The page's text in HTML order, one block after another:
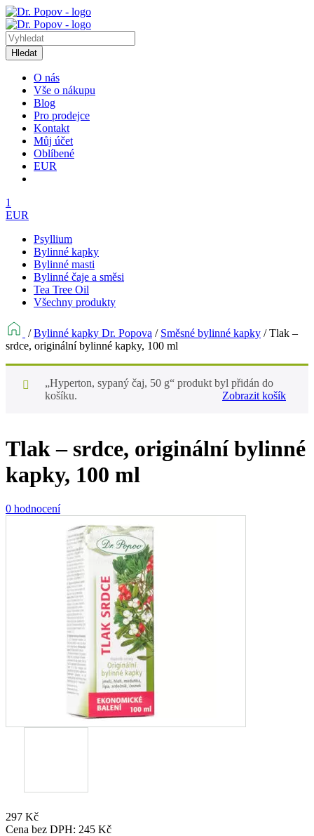
Hledat
O nás
Vše o nákupu
Blog
Pro prodejce
Kontakt
Můj účet
Oblíbené
EUR
1
EUR
Psyllium
Bylinné kapky
Bylinné masti
Bylinné čaje a směsi
Tea Tree Oil
Všechny produkty
/Bylinné kapky Dr. Popova / Směsné bylinné kapky /Tlak –
srdce, originální bylinné kapky, 100 ml
„Hyperton, sypaný čaj, 50 g“ produkt byl přidán do
košíku.
Zobrazit košík
Tlak – srdce, originální bylinné
kapky, 100 ml
0 hodnocení
297 Kč
Cena bez DPH: 245 Kč